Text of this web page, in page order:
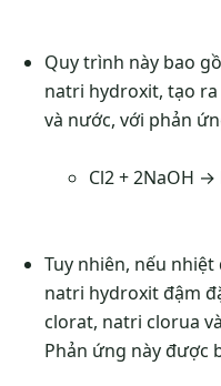
Quy trình này bao
natri hydroxit, tạo
và nước, với phản
Cl2 + 2NaOH →
Tuy nhiên, nếu nhiệt
natri hydroxit đậm
clorat, natri clorua
Phản ứng này được